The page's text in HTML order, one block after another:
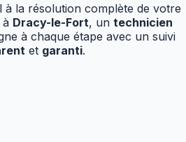
à la résolution complète de votre
à Dracy-le-Fort, un technicien
à chaque étape avec un suivi
et garanti.